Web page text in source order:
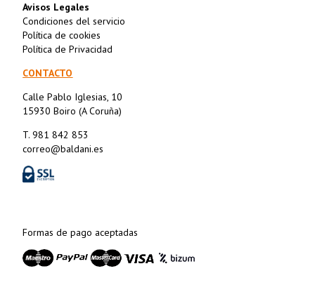
Avisos Legales
Condiciones del servicio
Política de cookies
Política de Privacidad
CONTACTO
Calle Pablo Iglesias, 10
15930 Boiro (A Coruña)
T. 981 842 853
correo@baldani.es
Formas de pago aceptadas